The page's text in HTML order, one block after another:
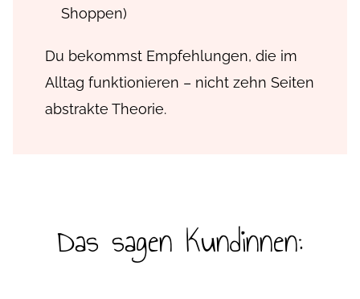
Shoppen)
Du bekommst Empfehlungen, die im
Alltag funktionieren – nicht zehn Seiten
abstrakte Theorie.
Das sagen Kundinnen: